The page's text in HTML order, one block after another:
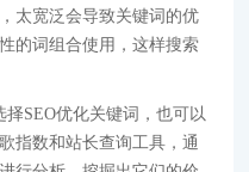
太宽泛会导致关键词的优
的词组合使用，这样搜索
SEO优化关键词，也可以
指数和站长查询工具，通